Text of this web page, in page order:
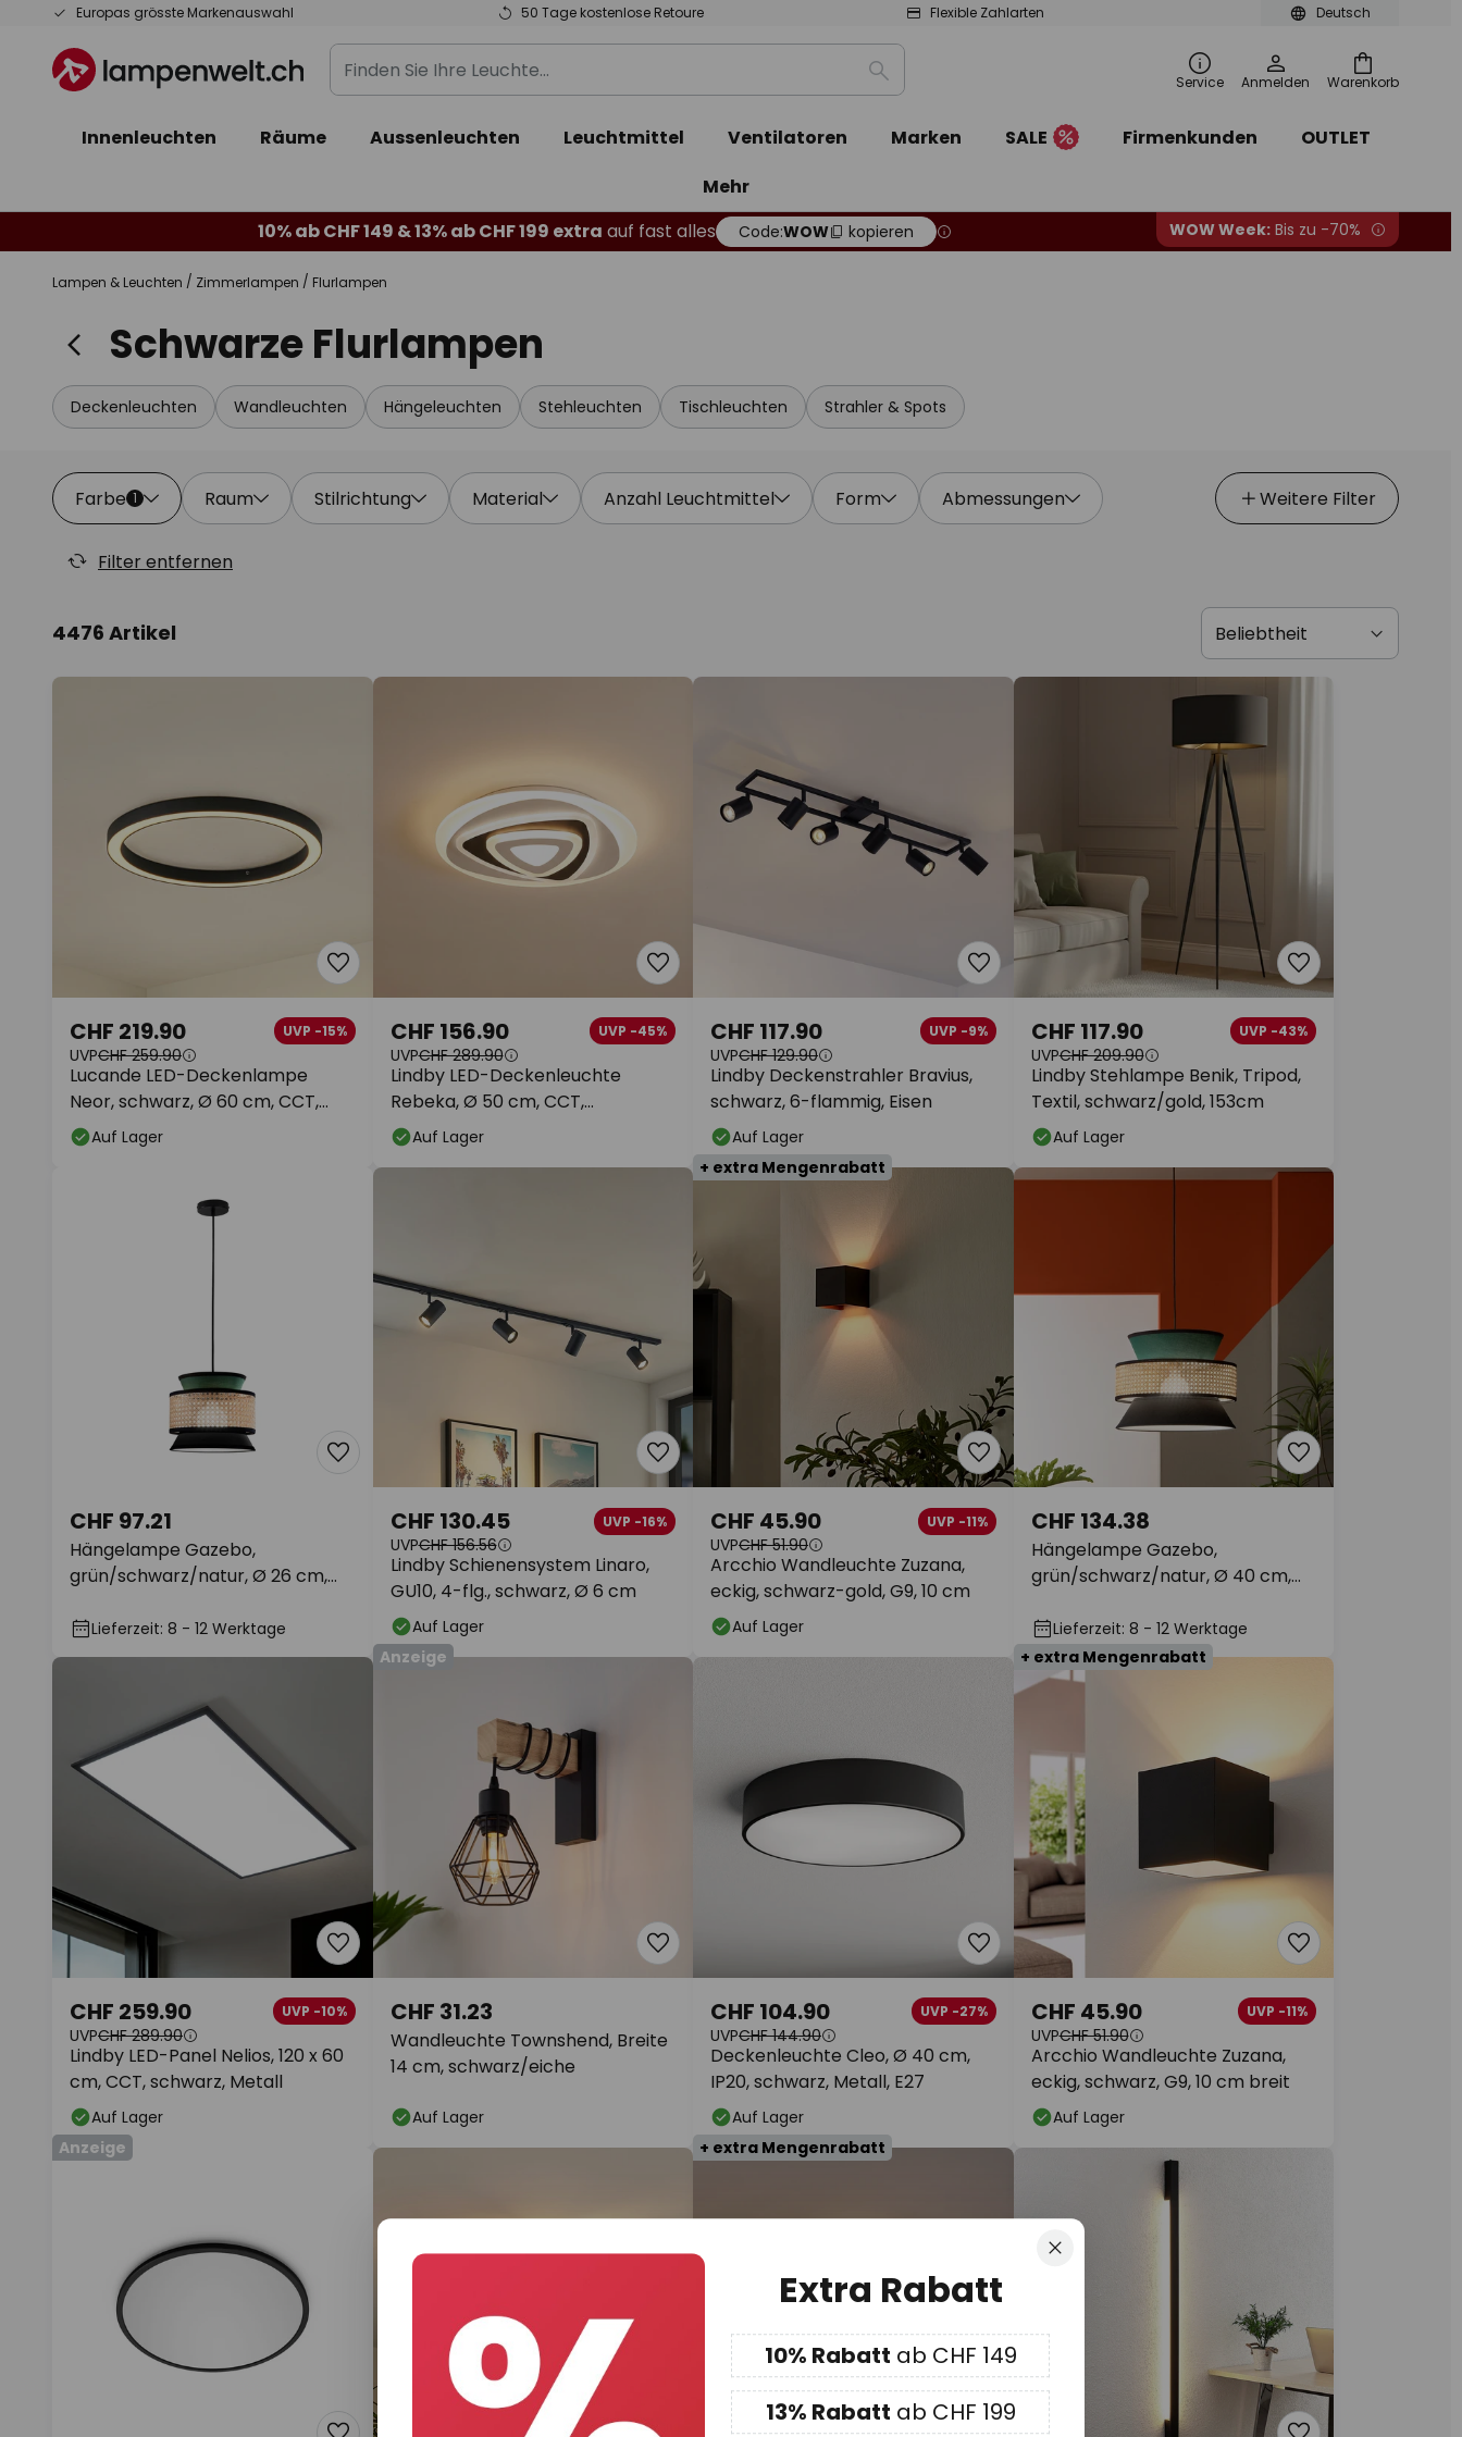
Deutsch
Europas grösste Markenauswahl 50 Tage kostenlose Retoure Flexible Zahlarten
Zum
springen
Warenkorb
Finden
Sie
Leuchte...
Suche Service Anmelden
Innenleuchten Räume Aussenleuchten Leuchtmittel Ventilatoren Marken SALE Firmenkunden
OUTLET
Mehr
10% ab CHF 149 & 13% ab CHF 199 extra auf fast alles Code:WOW kopieren WOW Week: Bis zu -70%
Lampen & Leuchten Zimmerlampen Flurlampen
Schwarze Flurlampen
Deckenleuchten Wandleuchten Hängeleuchten Stehleuchten Tischleuchten Strahler & Spots
Farbe 1 Raum Stilrichtung Material Anzahl Leuchtmittel Form Abmessungen Weitere Filter
Filter entfernen
4476 Artikel
Lucande LED-Deckenlampe
Neor, schwarz, Ø 60 cm, CCT,
dimmbar
CHF 219.90 UVP -15%
UVPCHF 259.90
Auf Lager
Lindby LED-Deckenleuchte
Rebeka, Ø 50 cm, CCT,
Fernbedienung
CHF 156.90 UVP -45%
UVPCHF 289.90
Auf Lager
Lindby Deckenstrahler Bravius,
schwarz, 6-flammig, Eisen
CHF 117.90 UVP -9%
UVPCHF 129.90
Auf Lager
Lindby Stehlampe Benik, Tripod,
Textil, schwarz/gold, 153cm
CHF 117.90 UVP -43%
UVPCHF 209.90
Auf Lager
Hängelampe Gazebo,
grün/schwarz/natur, Ø 26 cm,
CHF 97.21
Lieferzeit: 8 - 12 Werktage
Lindby Schienensystem Linaro,
GU10, 4-flg., schwarz, Ø 6 cm
CHF 130.45 UVP -16%
UVPCHF 156.56
Auf Lager
+ extra Mengenrabatt
Arcchio Wandleuchte Zuzana,
eckig, schwarz-gold, G9, 10 cm
CHF 45.90 UVP -11%
UVPCHF 51.90
Auf Lager
Hängelampe Gazebo,
grün/schwarz/natur, Ø 40 cm,
CHF 134.38
Lieferzeit: 8 - 12 Werktage
Lindby LED-Panel Nelios, 120 x 60
cm, CCT, schwarz, Metall
CHF 259.90 UVP -10%
UVPCHF 289.90
Auf Lager
Anzeige
Wandleuchte Townshend, Breite
14 cm, schwarz/eiche
CHF 31.23
Auf Lager
Deckenleuchte Cleo, Ø 40 cm,
IP20, schwarz, Metall, E27
CHF 104.90 UVP -27%
UVPCHF 144.90
Auf Lager
+ extra Mengenrabatt
Arcchio Wandleuchte Zuzana,
eckig, schwarz, G9, 10 cm breit
CHF 45.90 UVP -11%
UVPCHF 51.90
Auf Lager
Anzeige
+ extra Mengenrabatt
Schliessen
Extra Rabatt
10% Rabatt ab CHF 149
13% Rabatt ab CHF 199